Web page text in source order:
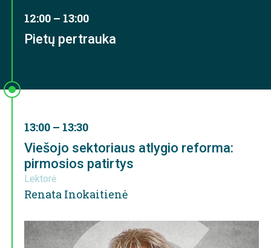
12:00 – 13:00
Pietų pertrauka
13:00 – 13:30
Viešojo sektoriaus atlygio reforma:
pirmosios patirtys
Lektorė
Renata Inokaitienė